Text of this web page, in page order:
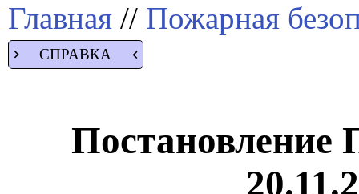
Главная // Пожарная
СПРАВКА
Постановление